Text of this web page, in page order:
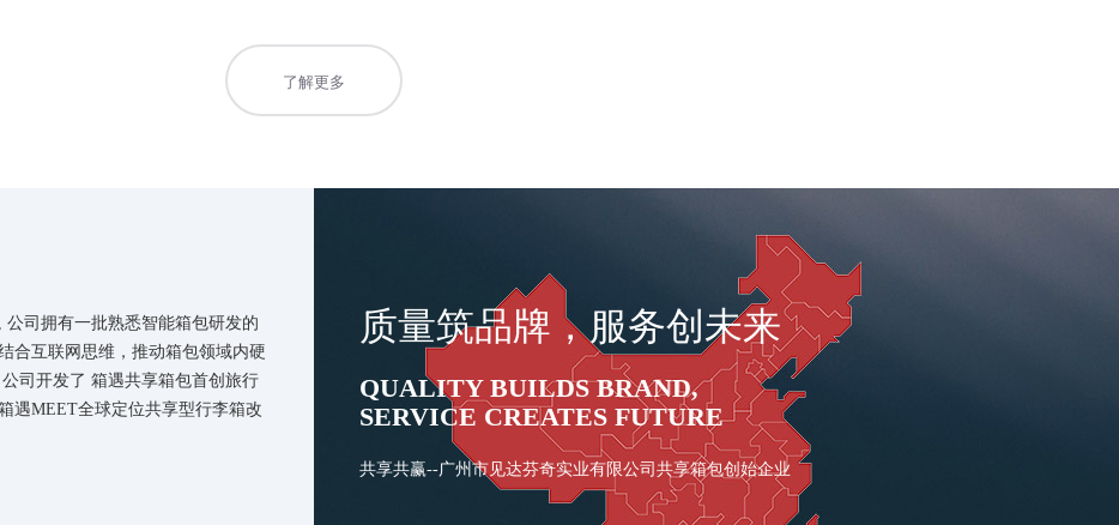
了解更多
质量筑品牌，服务创未来
QUALITY BUILDS BRAND,
SERVICE CREATES FUTURE
共享共赢--广州市见达芬奇实业有限公司共享箱包创始企业
司拥有一批熟悉智能箱包研发的
合互联网思维，推动箱包领域内硬
司开发了 箱遇共享箱包首创旅行
遇MEET全球定位共享型行李箱改